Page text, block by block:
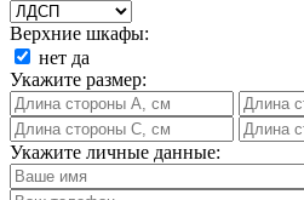
Верхние шкафы:
нет да
Укажите размер:
Укажите личные данные: